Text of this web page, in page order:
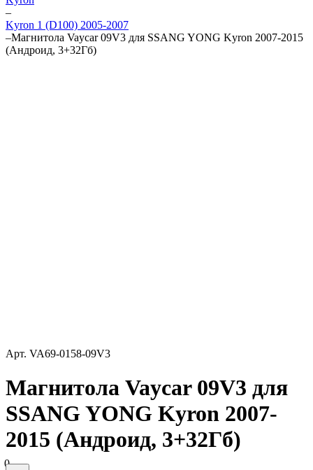
–
Kyron 1 (D100) 2005-2007
–Магнитола Vaycar 09V3 для SSANG YONG Kyron 2007-2015
(Андроид, 3+32Гб)
Арт. VA69-0158-09V3
Магнитола Vaycar 09V3 для
SSANG YONG Kyron 2007-
2015 (Андроид, 3+32Гб)
0